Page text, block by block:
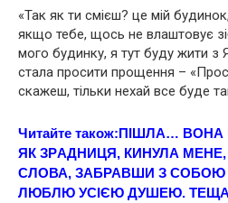
«Так як ти смієш? це мій
якщо тебе, щось не влаштовує
мого будинку, я тут буду жити з
стала просити прощення –
скажеш, тільки нехай все буде
Читайте також:ПІШЛА… ВОНА
ЯК ЗРAДНИЦЯ, КИНУЛА
СЛОВА, ЗАБРАВШИ З СОБОЮ
ЛЮБЛЮ УСІЄЮ ДУШЕЮ.